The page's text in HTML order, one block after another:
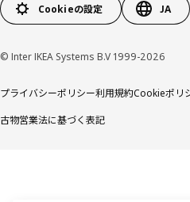
Cookieの設定 JA
© Inter IKEA Systems B.V 1999-2026
プライバシーポリシー利用規約Cookieポリ
古物営業法に基づく表記